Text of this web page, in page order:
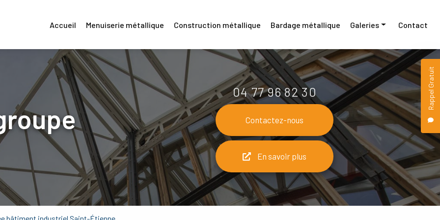
Rappel Gratuit
Accueil Menuiserie métallique Construction métallique Bardage métallique Galeries
Menuiserie métallique
Construction métallique
Bardage métallique
Contact
04 77 96 82 30
Contactez-nous
En savoir plus